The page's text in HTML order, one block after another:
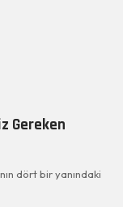
Gereken
dört bir yanındaki